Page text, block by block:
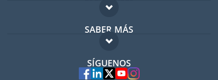
Foro para expatriados
Guía para expatriados
Trabajos en el extranjero
SABER MÁS
FAQ
Expertos
SÍGUENOS